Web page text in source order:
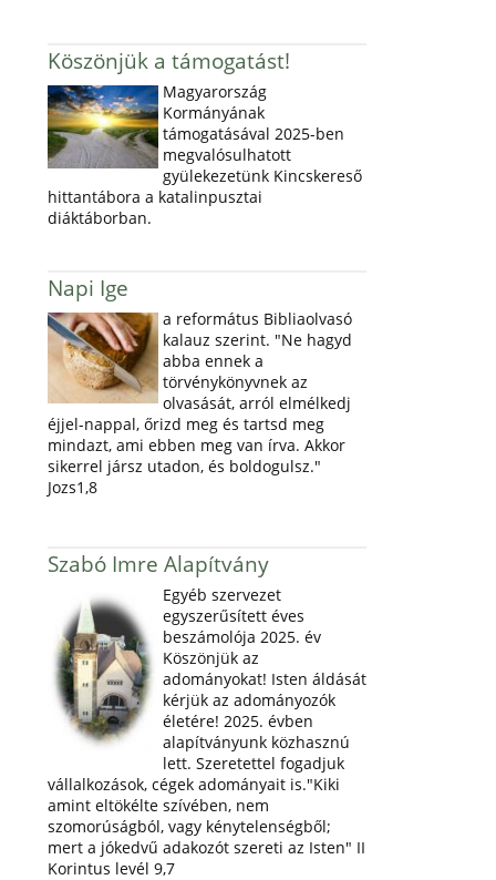
Köszönjük a támogatást!
Magyarország
Kormányának
támogatásával 2025-ben
megvalósulhatott
gyülekezetünk Kincskereső
hittantábora a katalinpusztai
diáktáborban.
Napi Ige
a református Bibliaolvasó
kalauz szerint. "Ne hagyd
abba ennek a
törvénykönyvnek az
olvasását, arról elmélkedj
éjjel-nappal, őrizd meg és tartsd meg
mindazt, ami ebben meg van írva. Akkor
sikerrel jársz utadon, és boldogulsz."
Jozs1,8
Szabó Imre Alapítvány
Egyéb szervezet
egyszerűsített éves
beszámolója 2025. év
Köszönjük az
adományokat! Isten áldását
kérjük az adományozók
életére! 2025. évben
alapítványunk közhasznú
lett. Szeretettel fogadjuk
vállalkozások, cégek adományait is."Kiki
amint eltökélte szívében, nem
szomorúságból, vagy kénytelenségből;
mert a jókedvű adakozót szereti az Isten" II
Korintus levél 9,7